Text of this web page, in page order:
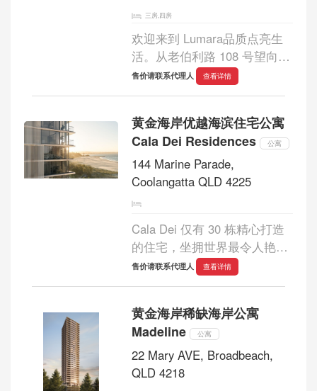
三房,四房
欢迎来到 Lumara品质点亮生
活。从老伯利路 108 号望向蔚
蓝的天空， Lumara 的目光诉
生活的新篇章即将到来。...
售价请联系代理人 查看详情
黄金海岸优越海滨住宅公寓
Cala Dei Residences
公寓
144 Marine Parade,
Coolangatta QLD 4225
Cala Dei 仅有 30 栋精心打造
的住宅，坐拥世界最令人艳羡
的冲浪保护区之一的海滨位
置。由屡获殊荣的
Cala Dei，其卓越的设计和精
湛的工艺与土地建立了持久的
联...
售价请联系代理人 查看详情
黄金海岸稀缺海岸公寓
Madeline
公寓
22 Mary AVE, Broadbeach,
QLD 4218